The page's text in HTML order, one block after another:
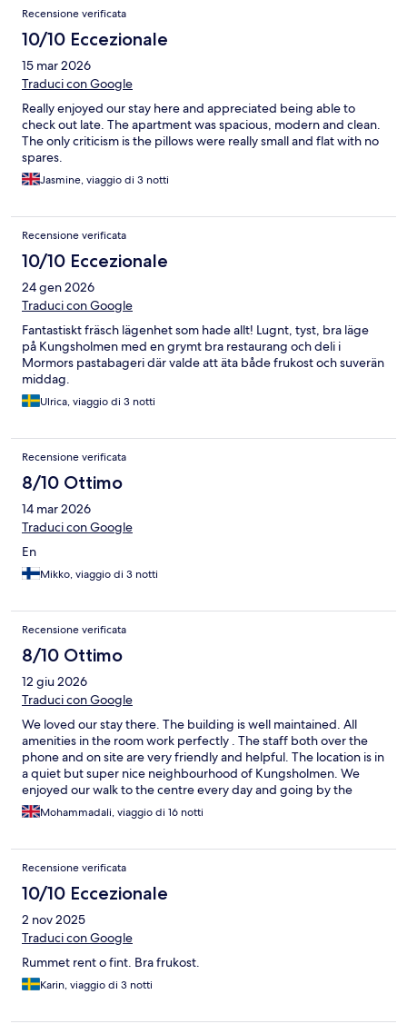
Recensione verificata
10/10 Eccezionale
15 mar 2026
Traduci con Google
Really enjoyed our stay here and appreciated being able to
check out late. The apartment was spacious, modern and clean.
The only criticism is the pillows were really small and flat with no
spares.
Jasmine, viaggio di 3 notti
Recensione verificata
10/10 Eccezionale
24 gen 2026
Traduci con Google
Fantastiskt fräsch lägenhet som hade allt! Lugnt, tyst, bra läge
på Kungsholmen med en grymt bra restaurang och deli i
Mormors pastabageri där valde att äta både frukost och suverän
middag.
Ulrica, viaggio di 3 notti
Recensione verificata
8/10 Ottimo
14 mar 2026
Traduci con Google
En
Mikko, viaggio di 3 notti
Recensione verificata
8/10 Ottimo
12 giu 2026
Traduci con Google
We loved our stay there. The building is well maintained. All
amenities in the room work perfectly . The staff both over the
phone and on site are very friendly and helpful. The location is in
a quiet but super nice neighbourhood of Kungsholmen. We
enjoyed our walk to the centre every day and going by the
water where plenty of cafes and restaurants are. Access to the
location is very fast from Arlanda. Metro station is just a few
laundry room. The booking system is almost useless because
whoever comes can book the machine. One of the washing
machines was broken and I called the staff to fix it but nobody
showed up. That caused lots of issues and queues for doing the
laundry. Lots of guests were confused and frustrated as well.
Mohammadali, viaggio di 16 notti
Recensione verificata
10/10 Eccezionale
2 nov 2025
Traduci con Google
Rummet rent o fint. Bra frukost.
Karin, viaggio di 3 notti